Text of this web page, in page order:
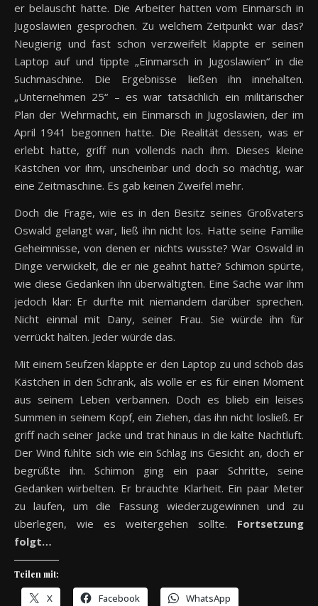
er belauscht hatte. Die Arbeiter hatten vom Einmarsch in
Jugoslawien gesprochen. Zu welchem Zeitpunkt war das?
Neugierig und fast schon verzweifelt klappte er seinen
Laptop auf und tippte „Einmarsch in Jugoslawien“ in die
Suchmaschine. Die Ergebnisse ließen ihn innehalten.
„Unternehmen 25“ – es war tatsächlich ein militärischer
Plan der Wehrmacht, ein Einmarsch in Jugoslawien, der im
April 1941 begonnen hatte. Die Realität dessen, was er
erlebt hatte, griff nun vollends nach ihm. Dieses kleine
Kästchen vor ihm, unscheinbar und doch so mächtig, war
eine Zeitmaschine. Es gab keinen Zweifel mehr.
Doch die Frage, wie es in den Besitz seines Großvaters
Oswald gelangt war, ließ ihn nicht los. Hatte seine Familie
Geheimnisse, von denen er nichts wusste? War Oswald in
Dinge verwickelt, die er nie geahnt hatte? Schimon spürte,
wie diese Gedanken ihn überwältigten. Eine Sache war ihm
jedoch klar: Er durfte mit niemandem darüber sprechen.
Nicht einmal mit Dany, seiner Frau. Sie würde ihn für
verrückt halten. Jeder würde das.
Mit einem Seufzen klappte er den Laptop zu und schob das
Kästchen in den Schrank, als wolle er es für einen Moment
aus seinem Leben verbannen. Doch es blieb ein leises
Summen in seinem Kopf, ein Ziehen, das ihn nicht losließ. Er
griff nach seiner Jacke und trat hinaus in die kalte Nachtluft.
Der Wind fühlte sich wie ein Schlag ins Gesicht an, doch er
begrüßte ihn. Schimon ging ein paar Schritte, seine
Gedanken wirbelten. Er brauchte Klarheit. Ein paar Meter
zu laufen, um die Fassung wiederzugewinnen und zu
überlegen, wie es weitergehen sollte. Fortsetzung
folgt…
Teilen mit:
X Facebook WhatsApp